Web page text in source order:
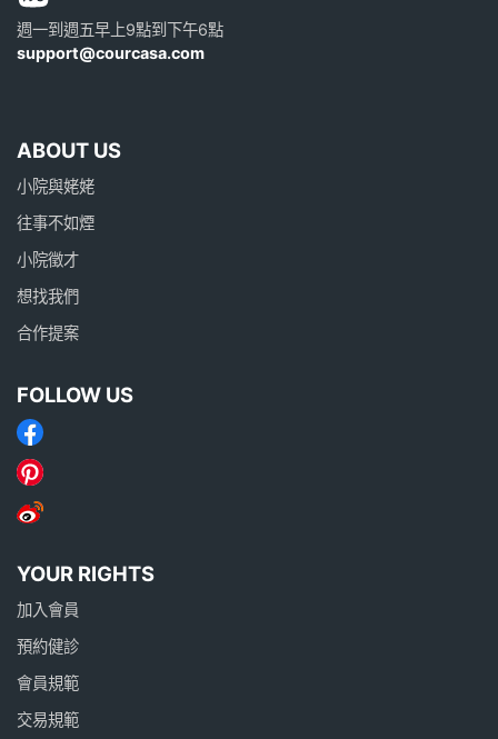
週一到週五早上9點到下午6點
support@courcasa.com
ABOUT US
小院與姥姥
往事不如煙
小院徵才
想找我們
合作提案
FOLLOW US
YOUR RIGHTS
加入會員
預約健診
會員規範
交易規範